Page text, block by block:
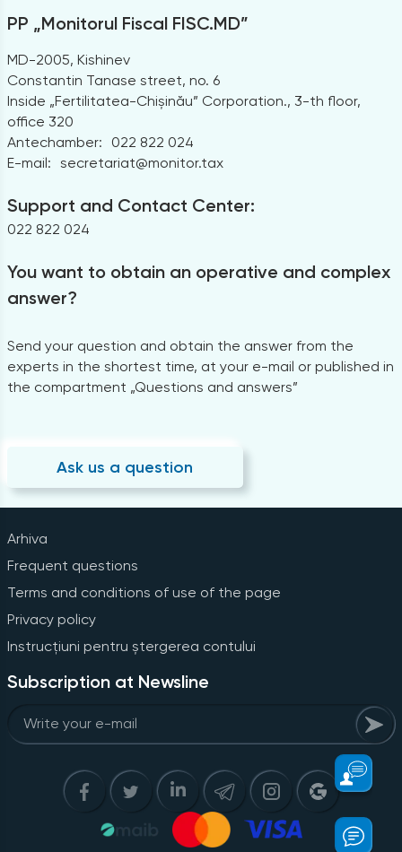
PP „Monitorul Fiscal FISC.MD”
MD-2005, Kishinev
Constantin Tanase street, no. 6
Inside „Fertilitatea-Chișinău” Corporation., 3-th floor,
office 320
Antechamber:
022 822 024
E-mail: secretariat@monitor.tax
Support and Contact Center:
022 822 024
You want to obtain an operative and complex
answer?
Send your question and obtain the answer from the
experts in the shortest time, at your e-mail or published in
the compartment „Questions and answers”
Ask us a question
Arhiva
Frequent questions
Terms and conditions of use of the page
Privacy policy
Instrucțiuni pentru ștergerea contului
Subscription at Newsline